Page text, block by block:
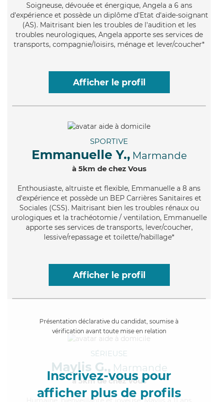
Soigneuse, dévouée et énergique, Angela a 6 ans
d'expérience et possède un diplôme d'Etat d'aide-soignant
(AS). Maitrisant bien les troubles de l'audition et les
troubles neurologiques, Angela apporte ses services de
transports, compagnie/loisirs, ménage et lever/coucher*
Afficher le profil
SPORTIVE
Emmanuelle Y., Marmande
à 5km de chez Vous
Enthousiaste, altruiste et flexible, Emmanuelle a 8 ans
d'expérience et possède un BEP Carrières Sanitaires et
Sociales (CSS). Maitrisant bien les troubles rénaux ou
urologiques et la trachéotomie / ventilation, Emmanuelle
apporte ses services de transports, lever/coucher,
lessive/repassage et toilette/habillage*
Afficher le profil
Présentation déclarative du candidat, soumise à
vérification avant toute mise en relation
Inscrivez-vous pour
afficher plus de profils
SÉRIEUSE
Maylis G., Marmande
à 5km de chez Vous